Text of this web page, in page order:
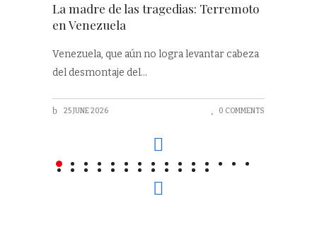
La madre de las tragedias: Terremoto
en Venezuela
Venezuela, que aún no logra levantar cabeza
del desmontaje del
25 JUNE 2026 0 COMMENTS